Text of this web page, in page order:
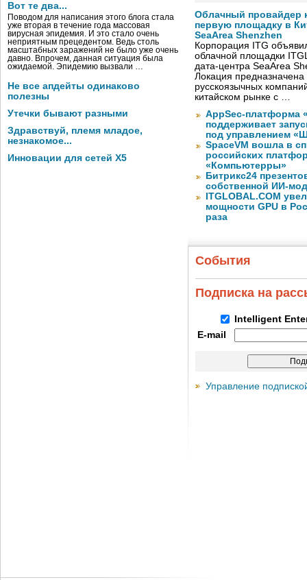
Вот те два...
Поводом для написания этого блога стала
уже вторая в течение года массовая
вирусная эпидемия. И это стало очень
неприятным прецедентом. Ведь столь
масштабных заражений не было уже очень
давно. Впрочем, данная ситуация была
ожидаемой. Эпидемию вызвали …
Не все апдейты одинаково
полезны
Утечки бывают разными
Здравствуй, племя младое,
незнакомое...
Инновации для сетей X5
Облачный провайдер
первую площадку в
SeaArea Shenzhen
Корпорация ITG
облачной площадки
дата-центра SeaArea
Локация предназначена
русскоязычных
китайском рынке с …
AppSec-платформа
поддерживает
под управлением
SpaceVM вошла в
российских
«Компьютерры»
Битрикс24
собственной ИИ-
ITGLOBAL.COM
мощности GPU в
раза
События
Подписка на
Intelligent
E-mail
Управление